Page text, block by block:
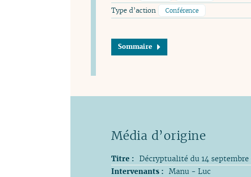
Type d’action Conférence
Sommaire
Titre : Décryptualité du 14
Intervenants : Manu - Luc